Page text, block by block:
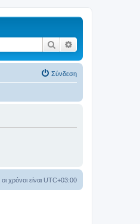
Αναζήτηση
Σύνδεση
χρόνοι είναι UTC+03:00